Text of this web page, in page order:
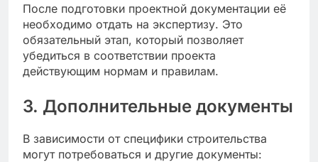
После подготовки проектной документации её
необходимо отдать на экспертизу. Это
обязательный этап, который позволяет
убедиться в соответствии проекта
действующим нормам и правилам.
3. Дополнительные документы
В зависимости от специфики строительства
могут потребоваться и другие документы: